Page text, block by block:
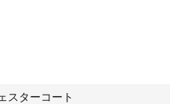
スターコート